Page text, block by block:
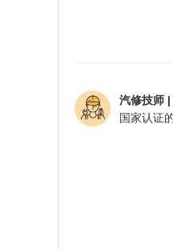
汽修技师 |